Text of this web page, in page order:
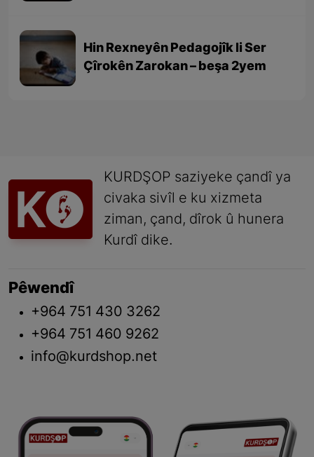
Hin Rexneyên Pedagojîk li Ser
Çîrokên Zarokan – beşa 2yem
KURDŞOP saziyeke çandî ya
civaka sivîl e ku xizmeta
ziman, çand, dîrok û hunera
Kurdî dike.
Pêwendî
+964 751 430 3262
+964 751 460 9262
info@kurdshop.net